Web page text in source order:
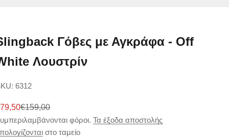
Γόβες με Αγκράφα - Off
Λουστρίν
6312
πώλησης
Κανονική τιμή
€159,00
φόροι.Τα έξοδα αποστολής
στο ταμείο